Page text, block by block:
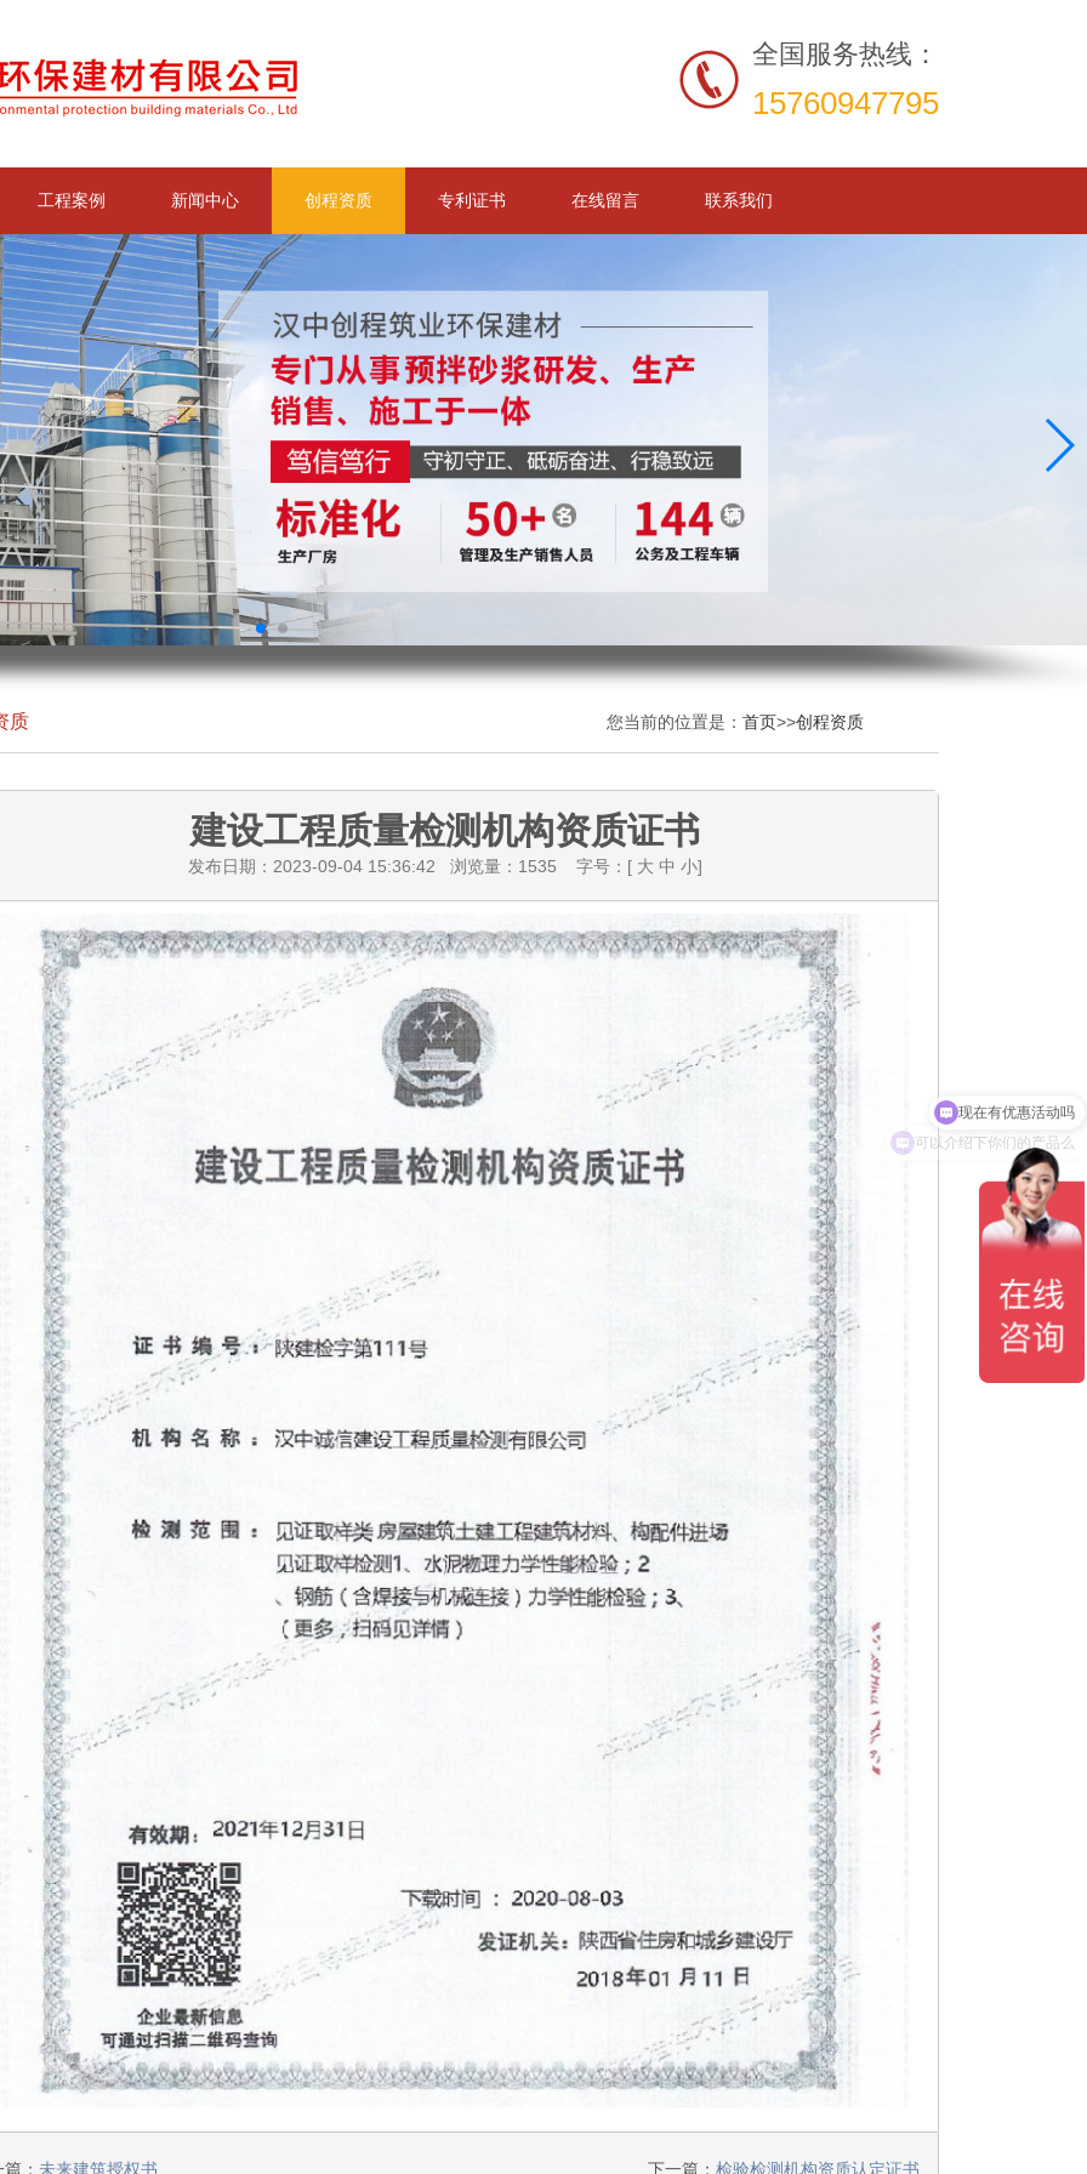
全国服务热线：
15760947795
工程案例 新闻中心 创程资质 专利证书 在线留言 联系我们
您当前的位置是： 首页>>创程资质
质
建设工程质量检测机构资质证书
发布日期：2023-09-04 15:36:42 浏览量： 1535 字号：[ 大 中 小]
： 未来建筑授权书 下一篇： 检验检测机构资质认定证书
可以介绍下你们的产品么